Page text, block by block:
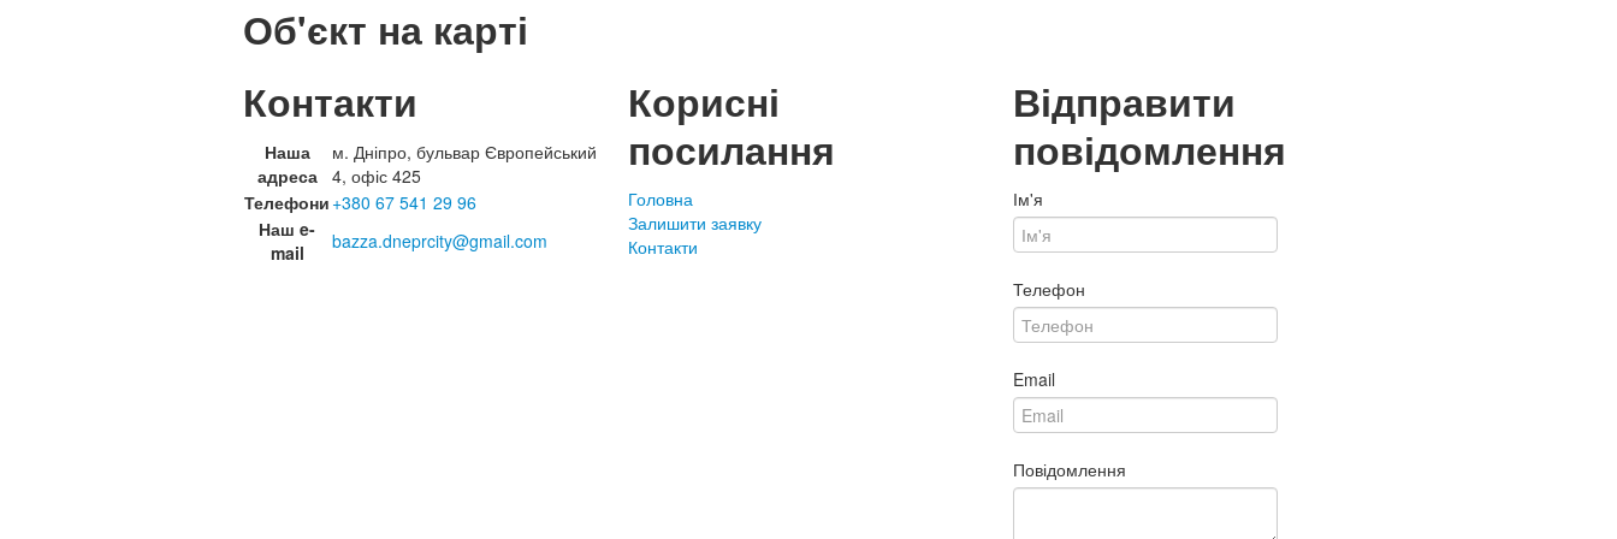
Об'єкт на карті
Контакти
Наша
адреса
м. Дніпро, бульвар Європейський
4, офіс 425
Телефони +380 67 541 29 96
Наш e-
mail
bazza.dneprcity@gmail.com
Корисні
посилання
Головна
Залишити заявку
Контакти
Відправити
повідомлення
Ім'я
Телефон
Email
Повідомлення